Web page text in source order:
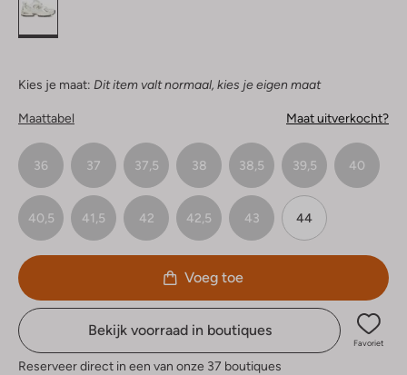
Kies je maat: Dit item valt normaal, kies je eigen maat
Maattabel Maat uitverkocht?
36 37 37,5 38 38,5 39,5 40
40,5 41,5 42 42,5 43 44
Voeg toe
Bekijk voorraad in boutiques
Favoriet
Reserveer direct in een van onze 37 boutiques